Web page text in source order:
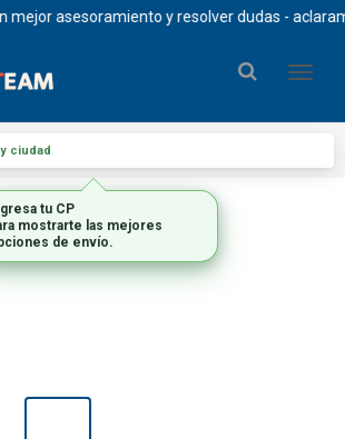
asesoramiento y resolver dudas -
ciudad
Ram Memorias Valueram
tu CP
mostrarte las mejores
de envío.